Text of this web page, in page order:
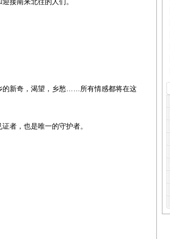
新奇，渴望，乡愁……所有情感都将在这
者，也是唯一的守护者。